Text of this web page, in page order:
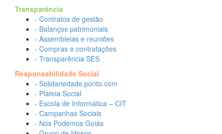
Transparência
- Contratos de gestão
- Balanços patrimoniais
- Assembleias e reuniões
- Compras e contratações
- Transparência SES
Responsabilidade Social
- Solidariedade.ponto.com
- Plateia Social
- Escola de Informática – CIT
- Campanhas Sociais
- Nós Podemos Goiás